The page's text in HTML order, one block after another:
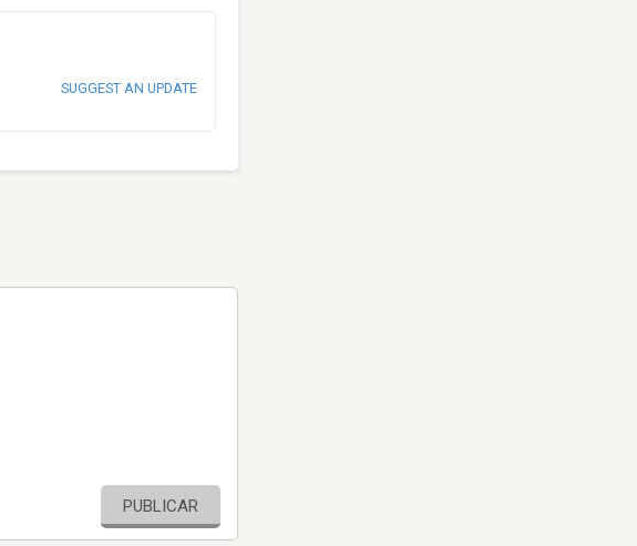
SUGGEST AN UPDATE
PUBLICAR